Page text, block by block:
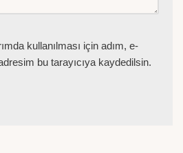
kullanılması için adım, e-
bu tarayıcıya kaydedilsin.